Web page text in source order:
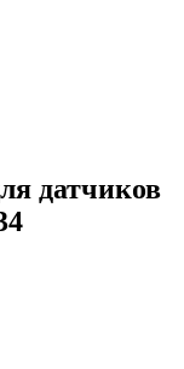
датчиков